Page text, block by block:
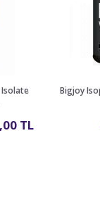
TL
Bigjoy